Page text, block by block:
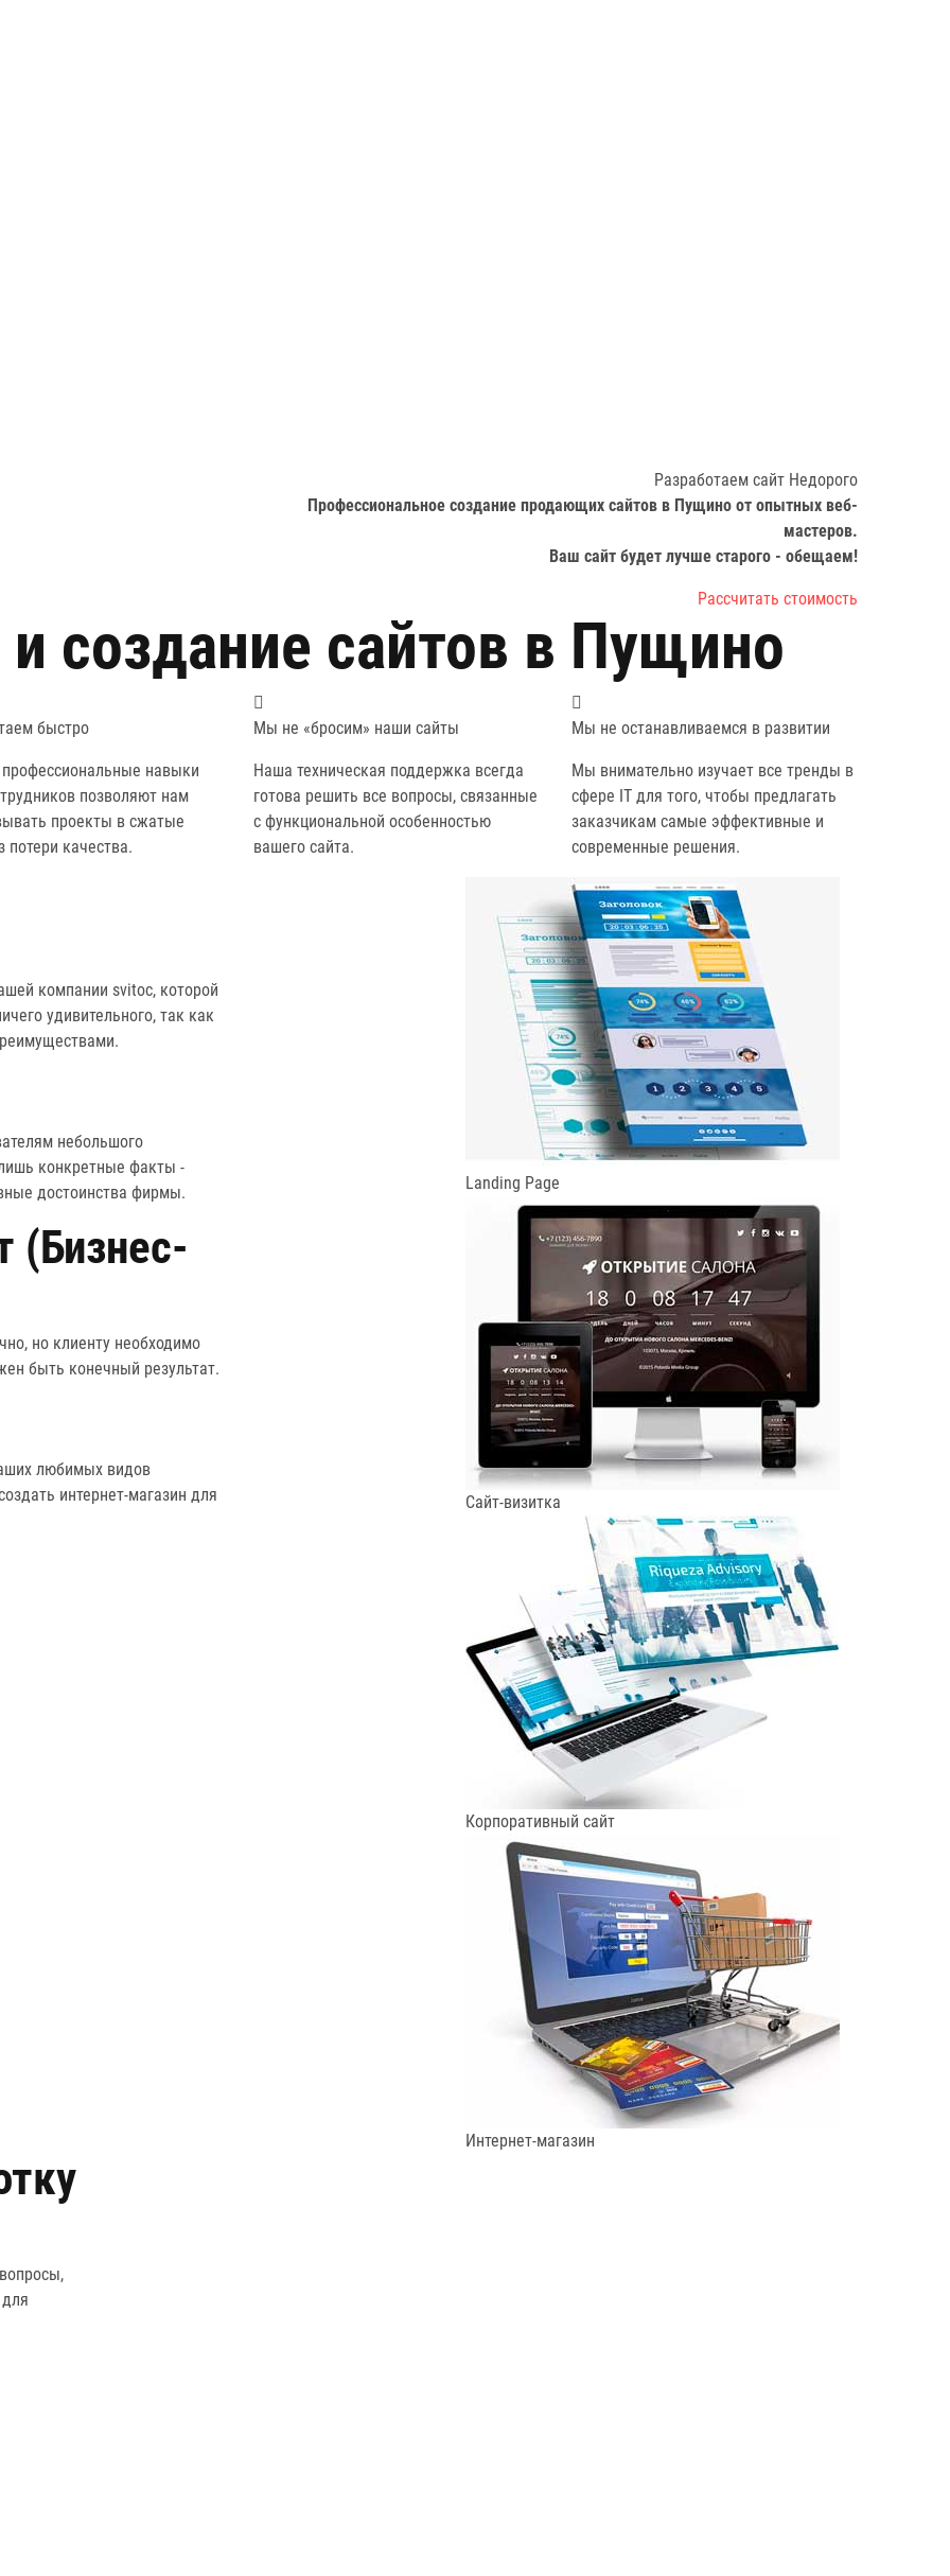
Разработаем сайт Недорого
Профессиональное создание продающих сайтов в Пущино от опытных веб-
мастеров.
Ваш сайт будет лучше старого - обещаем!
Рассчитать стоимость
и создание сайтов в Пущино
быстро
навыки
позволяют нам
проекты в сжатые
потери качества.
Мы не «бросим» наши сайты
Наша техническая поддержка всегда
готова решить все вопросы, связанные
с функциональной особенностью
вашего сайта.
Мы не останавливаемся в развитии
Мы внимательно изучает все тренды в
сфере IT для того, чтобы предлагать
заказчикам самые эффективные и
современные решения.
компании svitoc, которой
удивительного, так как
небольшого
конкретные факты -
достоинства фирмы.
(Бизнес-
но клиенту необходимо
быть конечный результат.
любимых видов
интернет-магазин для
Landing Page
Сайт-визитка
Корпоративный сайт
Интернет-магазин